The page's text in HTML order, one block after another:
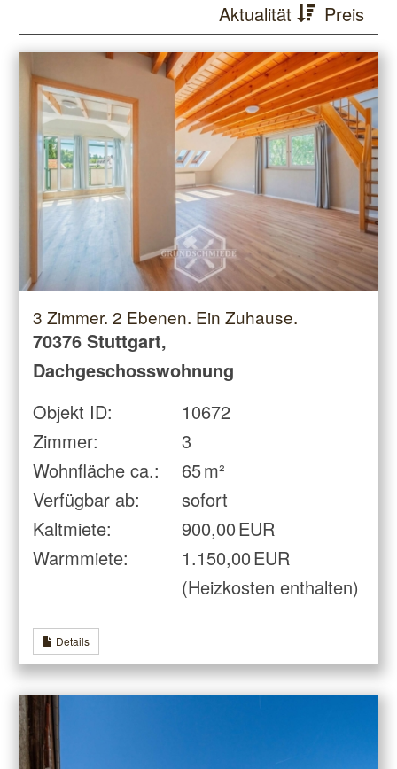
Aktualität
Preis
3 Zimmer. 2 Ebenen. Ein Zuhause.
70376 Stuttgart,
Dachgeschosswohnung
Objekt ID:
10672
Zimmer:
3
Wohnfläche ca.:
65 m²
Verfügbar ab:
sofort
Kaltmiete:
900,00 EUR
Warmmiete:
1.150,00 EUR
(Heizkosten enthalten)
Details